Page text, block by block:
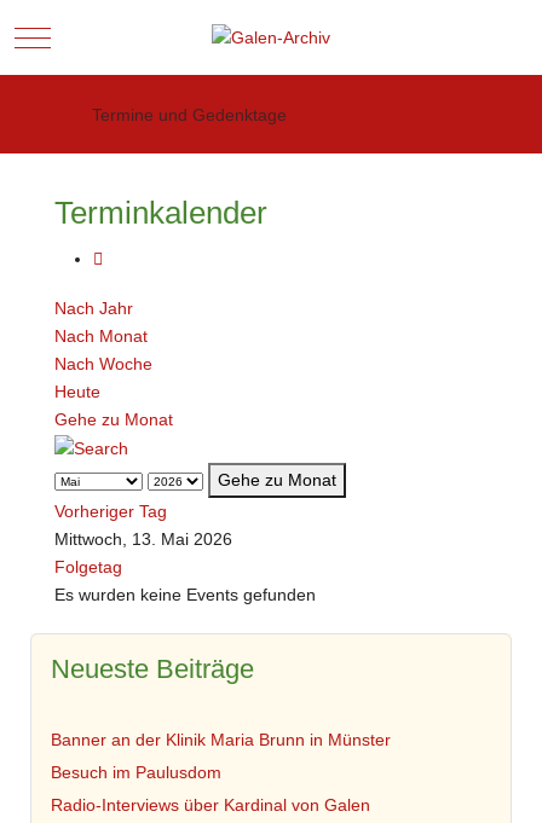
Mobile Menu Toggle
Termine und Gedenktage
Terminkalender
Nach Jahr
Nach Monat
Nach Woche
Heute
Gehe zu Monat
Gehe zu Monat
Vorheriger Tag
Mittwoch, 13. Mai 2026
Folgetag
Es wurden keine Events gefunden
Neueste Beiträge
Banner an der Klinik Maria Brunn in Münster
Besuch im Paulusdom
Radio-Interviews über Kardinal von Galen